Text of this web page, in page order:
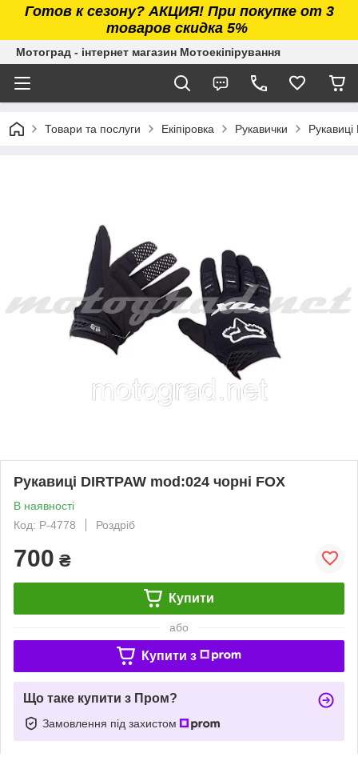
Готов к сезону? АКЦИЯ! При покупке от 3
товаров скидка 5%
Мотоград - інтернет магазин Мотоекіпірування
Товари та послуги Екіпіровка Рукавички
Рукавиці DIRTPAW mod:024 чорні FOX
В наявності
Код: P-4778
Роздріб
700 ₴
Купити
або
Купити з
Що таке купити з Пром?
Замовлення під захистом